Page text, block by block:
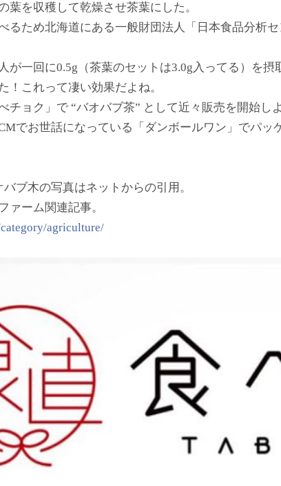
葉を収穫して乾燥させ茶葉にした。
るため北海道にある一般財団法人「日本食品分析
が一回に0.5g（茶葉のセットは3.0g入ってる）を
！これって凄い効果だよね。
チョク」で “バオバブ茶” として近々販売を開始し
でお世話になっている「ダンボールワン」でパ
ブ木の写真はネットからの引用。
ーム関連記事。
agriculture/